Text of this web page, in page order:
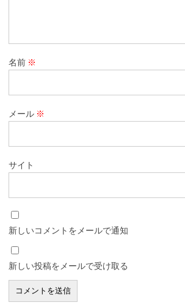
名前 ※
メール ※
サイト
新しいコメントをメールで通知
新しい投稿をメールで受け取る